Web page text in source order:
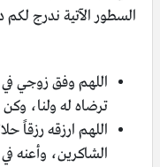
السطور الآتية ندرج لكم
اللهم وفق زوجي في
ترضاه له ولنا، وكن
اللهم ارزقه رزقاً
الشاكرين، وأعنه